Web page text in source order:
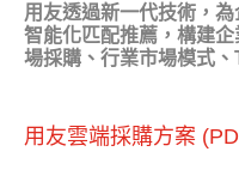
用友透過新一代技術，
智能化匹配推薦，構建
場採購、行業市場模式
用友雲端採購方案